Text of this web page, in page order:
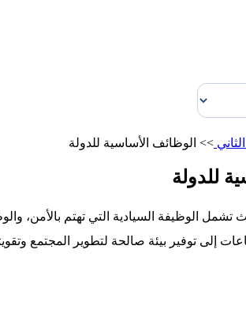
>> الوظائف الأساسية للدولة
للدولة
الوظيفة السيادية التي تهتم بالأمن،
إلى توفير بيئة صالحة لتطوير المجتمع